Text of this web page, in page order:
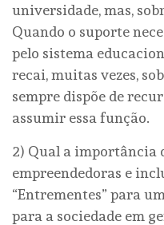
universidade, mas,
Quando o suporte
pelo sistema
recai, muitas vezes,
sempre dispõe de
assumir essa função.
2) Qual a importância
empreendedoras e
“Entrementes” para
para a sociedade em